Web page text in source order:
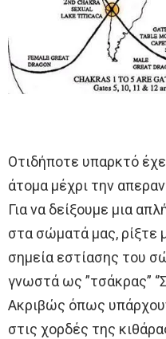
Οτιδήποτε υπαρκτό
άτομα μέχρι την
Για να δείξουμε μια
στα σώματά μας, ρίξτε
σημεία εστίασης του
γνωστά ως ”τσάκρας”
Ακριβώς όπως
στις χορδές της